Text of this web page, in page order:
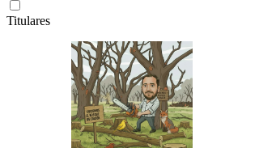
Titulares